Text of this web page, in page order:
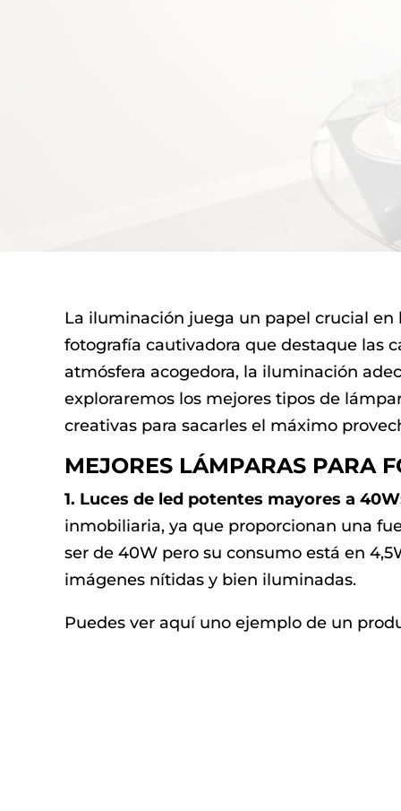
La iluminación juega un papel crucial
fotografía cautivadora que destaque las
atmósfera acogedora, la iluminación
exploraremos los mejores tipos de
creativas para sacarles el máximo
MEJORES LÁMPARAS PARA
1. Luces de led potentes mayores a
inmobiliaria, ya que proporcionan una
ser de 40W pero su consumo está en
imágenes nítidas y bien iluminadas.
Puedes ver aquí uno ejemplo de un